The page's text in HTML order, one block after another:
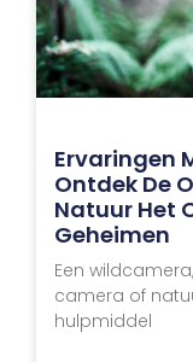
Ervaringen
Ontdek De
Natuur Het
Geheimen
Een
camera of
hulpmiddel